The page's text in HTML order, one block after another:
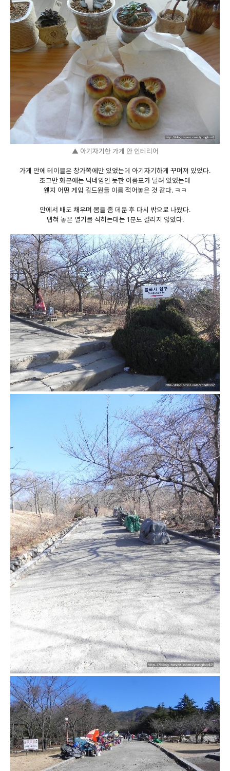
▲ 아기자기한 가게 안 인테리어
가게 안에 테이블은 창가쪽에만 있었는데 아기자기하게 꾸며져 있었다.
조그만 화분에는 닉네임인 듯한 이름표가 달려 있었는데
웬지 어떤 게임 길드원들 이름 적어놓은 것 같다. ㅋㅋ
안에서 배도 채우며 몸을 좀 데운 후 다시 밖으로 나왔다.
뎁혀 놓은 열기를 식히는데는 1분도 걸리지 않았다.